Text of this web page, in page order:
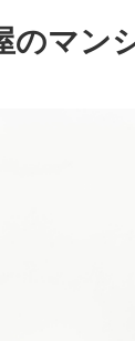
のマン